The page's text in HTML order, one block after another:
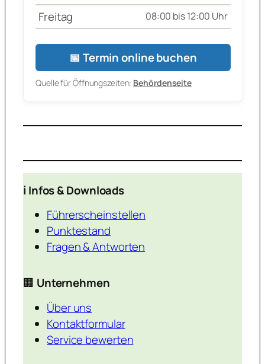
Freitag 08:00 bis 12:00 Uhr
📅 Termin online buchen
Quelle für Öffnungszeiten: Behördenseite
ℹ️ Infos & Downloads
Führerscheinstellen
Punktestand
Fragen & Antworten
🏢 Unternehmen
Über uns
Kontaktformular
Service bewerten